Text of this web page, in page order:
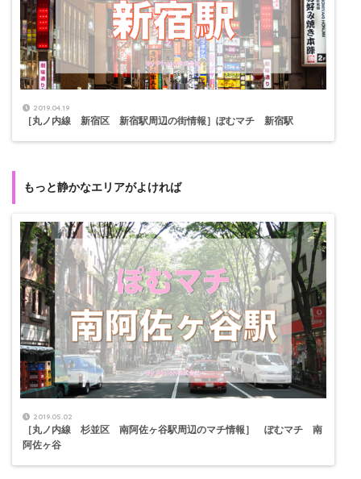
2019.04.19
［丸ノ内線 新宿区 新宿駅周辺の街情報］ぽむマチ 新宿駅
もっと静かなエリアがよければ
2019.05.02
［丸ノ内線 杉並区 南阿佐ヶ谷駅周辺のマチ情報］ ぽむマチ 南
阿佐ヶ谷